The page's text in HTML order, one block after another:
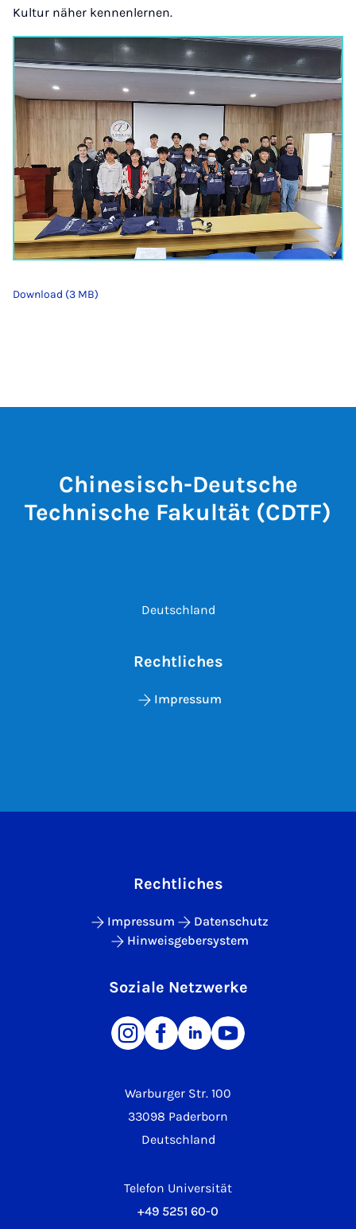
Kultur näher kennenlernen.
Download (3 MB)
Chinesisch-Deutsche
Technische Fakultät (CDTF)
Deutschland
Rechtliches
Impressum
Warburger Str. 100
33098 Paderborn
Deutschland
Telefon Universität
+49 5251 60-0
Rechtliches
Impressum
Datenschutz
Hinweisgebersystem
Soziale Netzwerke